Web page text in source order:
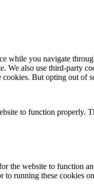
while you navigate
We also use third-party
But opting out of
to function properly.
the website to function
to running these cookies